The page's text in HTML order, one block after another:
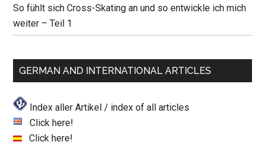
So fühlt sich Cross-Skating an und so entwickle ich mich
weiter – Teil 1
GERMAN AND INTERNATIONAL ARTICLES
Index aller Artikel / index of all articles
Click here!
Click here!